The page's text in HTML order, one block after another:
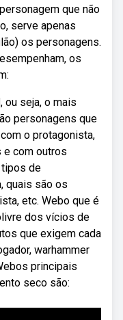
que não
serve apenas
os personagens.
os
ou seja, o mais
personagens que
o protagonista,
e com outros
de
quais são os
etc. Webo que é
dos vícios de
que exigem cada
warhammer
principais
seco são: